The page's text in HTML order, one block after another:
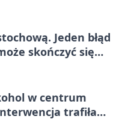
Jeden błąd
skończyć się
w centrum
trafiła